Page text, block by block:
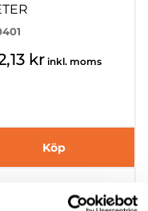
kr inkl. moms
Köp